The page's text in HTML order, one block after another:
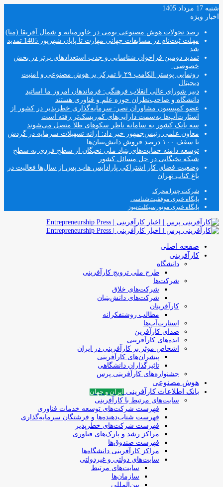
شنبه 17 مرداد 1405
اخبار ویژه
رصد تحولات هوش مصنوعی بومی در خاورمیانه و شمال آفریقا (منا)
مهلت ثبت‌نام در مسابقات جهانی مهارت تا پایان شهریور 1405 تمدید
شد
تمدید دومین فراخوان شناسایی و جذب استعدادهای برتر در بخش
خصوصی
رونمایی پوستر الکامپ ۲۹ با تمرکز بر هوش مصنوعی و امنیت
دیجیتال
دبیر شورای عالی انقلاب فرهنگی: فرماندهان امروز ما اساتید
دانشگاه و صاحب‌نظران حوزه علم و فناوری هستند
عضو کمیسیون مشاوران نصر: سرمایه‌گذاری خطرپذیر در کشور از
استارت‌آپ‌ها به‌سمت دارایی‌های کم‌ریسک‌تر رفته است
سه بانک کشور به سامانه ناظر سکوهای طلا متصل می‌شوند
معاون علمی رئیس‌جمهور خبر داد: ارائه تسهیلات سرمایه در گردش
تا سقف ۱۰۰ درصد فروش دانش‌بنیان‌ها
توسعه دامنه حمایت‌های بنیاد ملی نخبگان از سطح فردی به سطح
شبکه نخبگانی در حل مسائل کشور
وضعیت فضای کار اشتراکی پارادایس هاب پس از سال‌ها فعالیت در
باغ کتاب تهران
شرکت چترا محرک
پایگاه خبری موفقیت‌شناسی
پایگاه خبری موتورسیکلت‌نیوز
صفحه اصلی
کارآفرینی
دانشگاه
طرح ملی ترویج کارآفرینی
شرکت‌ها
شرکت‌های خلاق
شرکت‌های دانش‌بنیان
کارآفرینان
مطالب روشنفکرانه
استارت‌آپ‌ها
صدای کارآفرین
ایده‌های کارآفرینی
اشخاص موثر بر کارآفرینی در ایران
پیشران‌های کارآفرینی
تاثیرگذاران دانشگاهی
جشنواره‌های کارآفرینی‌ پرس
هوش مصنوعی
بانک اطلاعات کارآفرینی
ایران و جهان
سایت‌های مرتبط با کارآفرینی
فهرست شرکت‌های‌‌ توسعه‌ خدمات فناوری
فهرست شتاب‌دهنده‌ها‌ و فرشتگان‌ سرمایه‌گذاری
فهرست شرکت‌های خطرپذیر
مراکز رشد و پارک‌های فناوری
فهرست صندوق‌ها
مراکز کارآفرینی دانشگاه‌ها
سایت‌های دولتی و غیردولتی
سایت‌های مرتبط
سازمان‌ها
بین‌المللی